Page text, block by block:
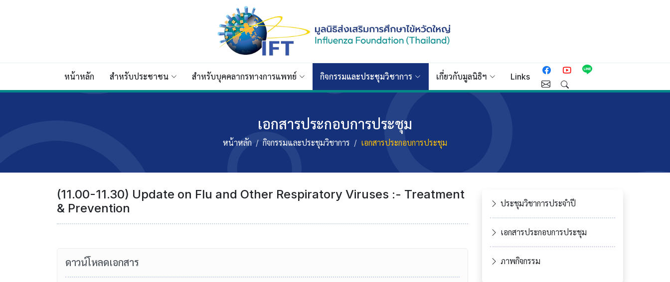
หน้าหลัก สำหรับประชาชน สำหรับบุคคลากรทางการแพทย์ กิจกรรมและประชุมวิชาการ เกี่ยวกับมูลนิธิฯ Links
เอกสารประกอบการประชุม
หน้าหลัก กิจกรรมและประชุมวิชาการ เอกสารประกอบการประชุม
(11.00-11.30) Update on Flu and Other Respiratory Viruses :- Treatment
& Prevention
ดาวน์โหลดเอกสาร
ประชุมวิชาการประจำปี
เอกสารประกอบการประชุม
ภาพกิจกรรม